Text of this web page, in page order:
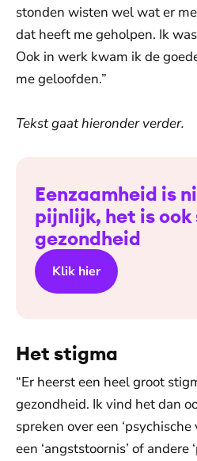
stonden wisten wel wat er
dat heeft me geholpen. Ik
Ook in werk kwam ik de
me geloofden.”
Tekst gaat hieronder verder.
Eenzaamheid is
pijnlijk, het is
gezondheid
Klik hier
Het stigma
“Er heerst een heel groot
gezondheid. Ik vind het dan
spreken over een
een ‘angststoornis’ of andere